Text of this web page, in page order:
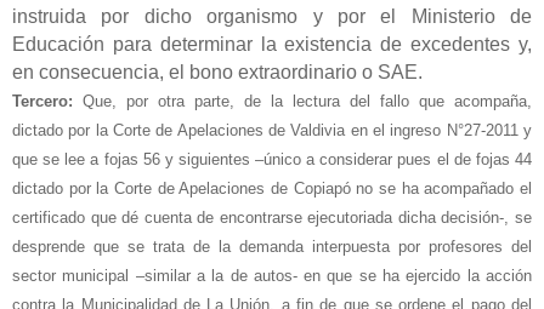
instruida por dicho organismo y por el Ministerio de
Educación para determinar la existencia de excedentes y,
en consecuencia, el bono extraordinario o SAE.
Tercero: Que, por otra parte, de la lectura del fallo que acompaña,
dictado por la Corte de Apelaciones de Valdivia en el ingreso N°27-2011 y
que se lee a fojas 56 y siguientes –único a considerar pues el de fojas 44
dictado por la Corte de Apelaciones de Copiapó no se ha acompañado el
certificado que dé cuenta de encontrarse ejecutoriada dicha decisión-, se
desprende que se trata de la demanda interpuesta por profesores del
sector municipal –similar a la de autos- en que se ha ejercido la acción
contra la Municipalidad de La Unión, a fin de que se ordene el pago del